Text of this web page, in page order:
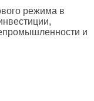
режима в
и